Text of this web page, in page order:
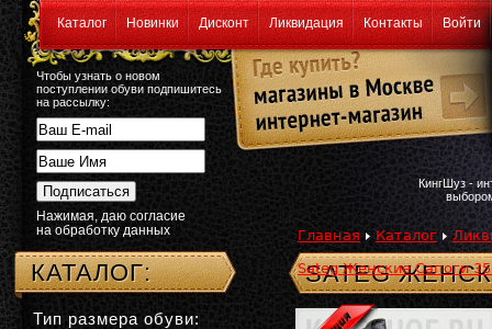
Каталог Новинки Дисконт Ликвидация Контакты Войти
Чтобы узнать о новом
поступлении обуви подпишитесь
на рассылку:
Нажимая, даю согласие
на обработку данных
КингШуз -
Главная Каталог
Sateg Женские Сапоги
SATEG
КАТАЛОГ:
Тип размера обуви: